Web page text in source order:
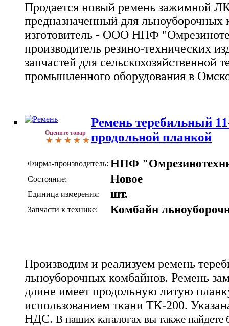
Продается новый ремень зажимной
предназначенный для льноуборочных
изготовитель - ООО НПФ
производитель резино-технических
запчастей для сельскохозяйственной
промышленного оборудования в
Оцените товар
Ремень теребильный
продольной планкой
Фирма-производитель: НПФ
Состояние: Новое
Единица измерения: шт.
Запчасти к технике: Комбайн
Производим и реализуем ремень
льноуборочных комбайнов. Ремень
длине имеет продольную литую
использованием ткани ТК-200.
НДС. В наших каталогах вы также